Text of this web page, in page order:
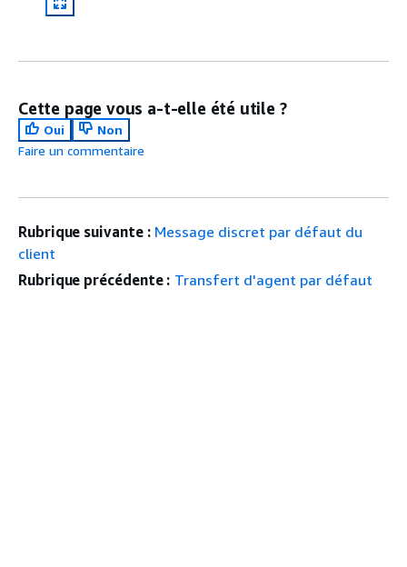
Cette page vous a-t-elle été utile ?
Oui
Non
Faire un commentaire
Rubrique suivante : Message discret par défaut du
client
Rubrique précédente : Transfert d'agent par défaut